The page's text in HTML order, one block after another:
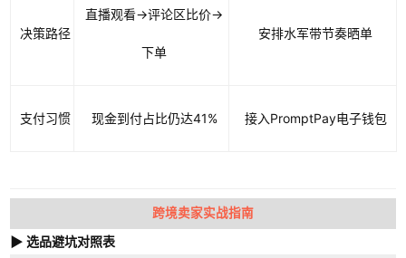
决策路径
直播观看→评论区比价→
下单
安排水军带节奏晒单
支付习惯 现金到付占比仍达41% 接入PromptPay电子钱包
跨境卖家实战指南
▶ 选品避坑对照表